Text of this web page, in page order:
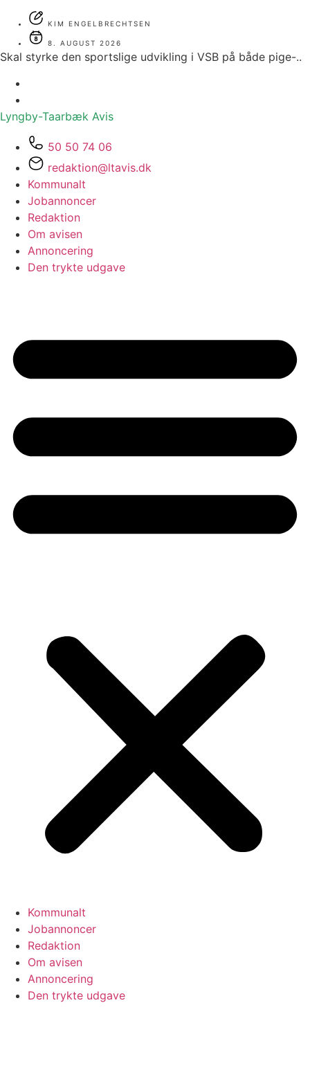
KIM ENGELBRECHTSEN
8. AUGUST 2026
Skal styrke den sportslige udvikling i VSB på både pige-..
Lyngby-Taarbæk Avis
50 50 74 06
redaktion@ltavis.dk
Kommunalt
Jobannoncer
Redaktion
Om avisen
Annoncering
Den trykte udgave
Kommunalt
Jobannoncer
Redaktion
Om avisen
Annoncering
Den trykte udgave